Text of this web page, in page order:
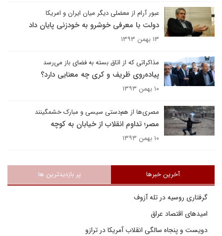
عبور آرام از معضلی دیگر میان ایران و امریکا
دولت با معرفی خوشرو به خودزنی پایان داد
۱۳ بهمن ۱۳۹۳
مذاکراتی که از اتاق بسته به فضای باز می‌رسد
پیاده‌روی ظریف و کری چه معنایی دارد؟
۱۰ بهمن ۱۳۹۳
مصری‌ها از هم‌دستی سیسی و مبارک خشمگینند
مصر؛ تداوم انقلاب از خیابان به کوچه
۱۰ بهمن ۱۳۹۳
آخرین خبرها پر بازدیدترین ها
گرفتاری روسیه در تله آزوف
امیدهای اقتصاد عراق
دویست و پنجاه سالگی انقلاب آمریکا در ترازو